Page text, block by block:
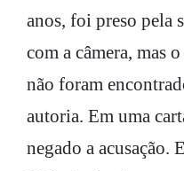
anos, foi preso pela
com a câmera, mas
não foram
autoria. Em uma
negado a acusação.